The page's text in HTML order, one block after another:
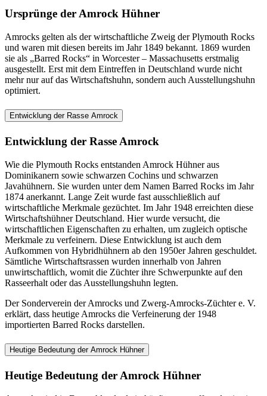
Ursprünge der Amrock Hühner
Amrocks gelten als der wirtschaftliche Zweig der Plymouth Rocks
und waren mit diesen bereits im Jahr 1849 bekannt. 1869 wurden
sie als „Barred Rocks“ in Worcester – Massachusetts erstmalig
ausgestellt. Erst mit dem Eintreffen in Deutschland wurde nicht
mehr nur auf das Wirtschaftshuhn, sondern auch Ausstellungshuhn
optimiert.
Entwicklung der Rasse Amrock
Entwicklung der Rasse Amrock
Wie die Plymouth Rocks entstanden Amrock Hühner aus
Dominikanern sowie schwarzen Cochins und schwarzen
Javahühnern. Sie wurden unter dem Namen Barred Rocks im Jahr
1874 anerkannt. Lange Zeit wurde fast ausschließlich auf
wirtschaftliche Merkmale gezüchtet. Im Jahr 1948 erreichten diese
Wirtschaftshühner Deutschland. Hier wurde versucht, die
wirtschaftlichen Eigenschaften zu erhalten, um zugleich optische
Merkmale zu verfeinern. Diese Entwicklung ist auch dem
Aufkommen von Hybridhühnern ab den 1950er Jahren geschuldet.
Sämtliche Wirtschaftsrassen wurden innerhalb von Jahren
unwirtschaftlich, womit die Züchter ihre Schwerpunkte auf den
Rasseerhalt oder das Ausstellungshuhn legten.
Der Sonderverein der Amrocks und Zwerg-Amrocks-Züchter e. V.
erklärt, dass heutige Amrocks die Verfeinerung der 1948
importierten Barred Rocks darstellen.
Heutige Bedeutung der Amrock Hühner
Heutige Bedeutung der Amrock Hühner